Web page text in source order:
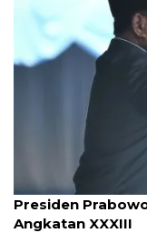
Presiden
Angkatan XXXIII